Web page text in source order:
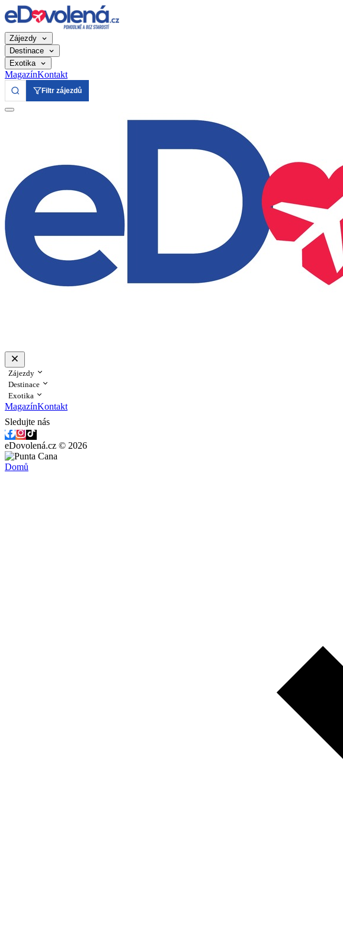
Zájezdy
Destinace
Exotika
MagazínKontakt
Filtr zájezdů
Zájezdy
Destinace
Exotika
MagazínKontakt
Sledujte nás
eDovolená.cz © 2026
Domů